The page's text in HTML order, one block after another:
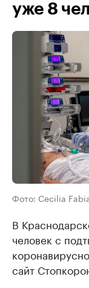
уже 8
Фото: Cecilia
В
человек с
сайт